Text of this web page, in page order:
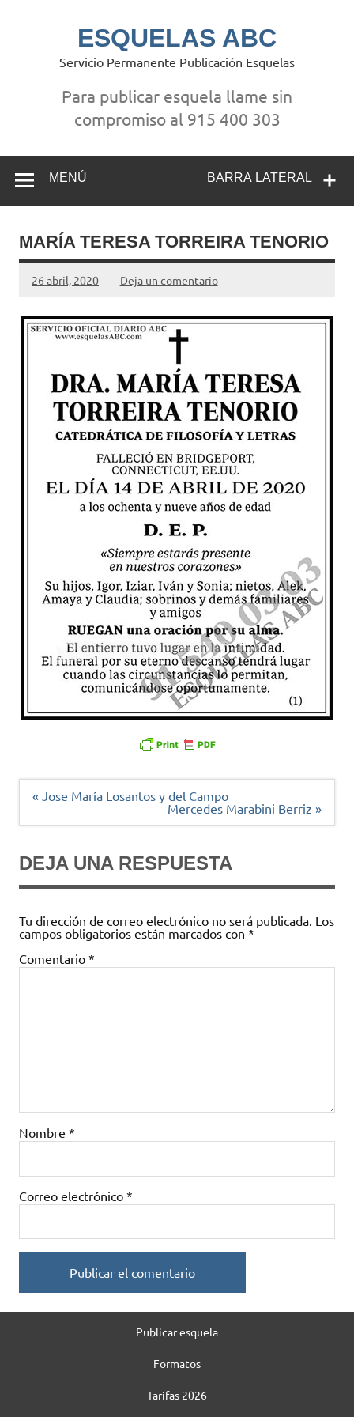
ESQUELAS ABC
Servicio Permanente Publicación Esquelas
Para publicar esquela llame sin
compromiso al 915 400 303
BARRA LATERAL
MENÚ
MARÍA TERESA TORREIRA TENORIO
26 abril, 2020 Deja un comentario
Navegación
« Jose María Losantos y del Campo
Mercedes Marabini Berriz »
DEJA UNA RESPUESTA
Tu dirección de correo electrónico no será publicada. Los
campos obligatorios están marcados con *
Comentario *
Nombre *
Correo electrónico *
Publicar esquela
Formatos
Tarifas 2026